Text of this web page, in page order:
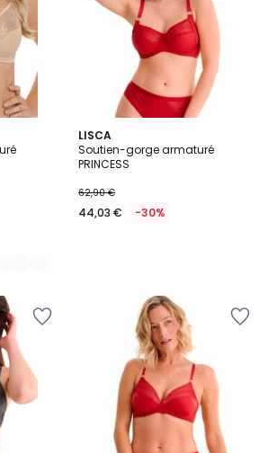
LISCA
Soutien-gorge armaturé
PRINCESS
62,90 €
44,03 € -30%